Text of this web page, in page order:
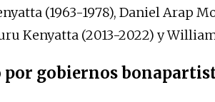
(1963-1978), Daniel Arap
Kenyatta (2013-2022) y
por gobiernos